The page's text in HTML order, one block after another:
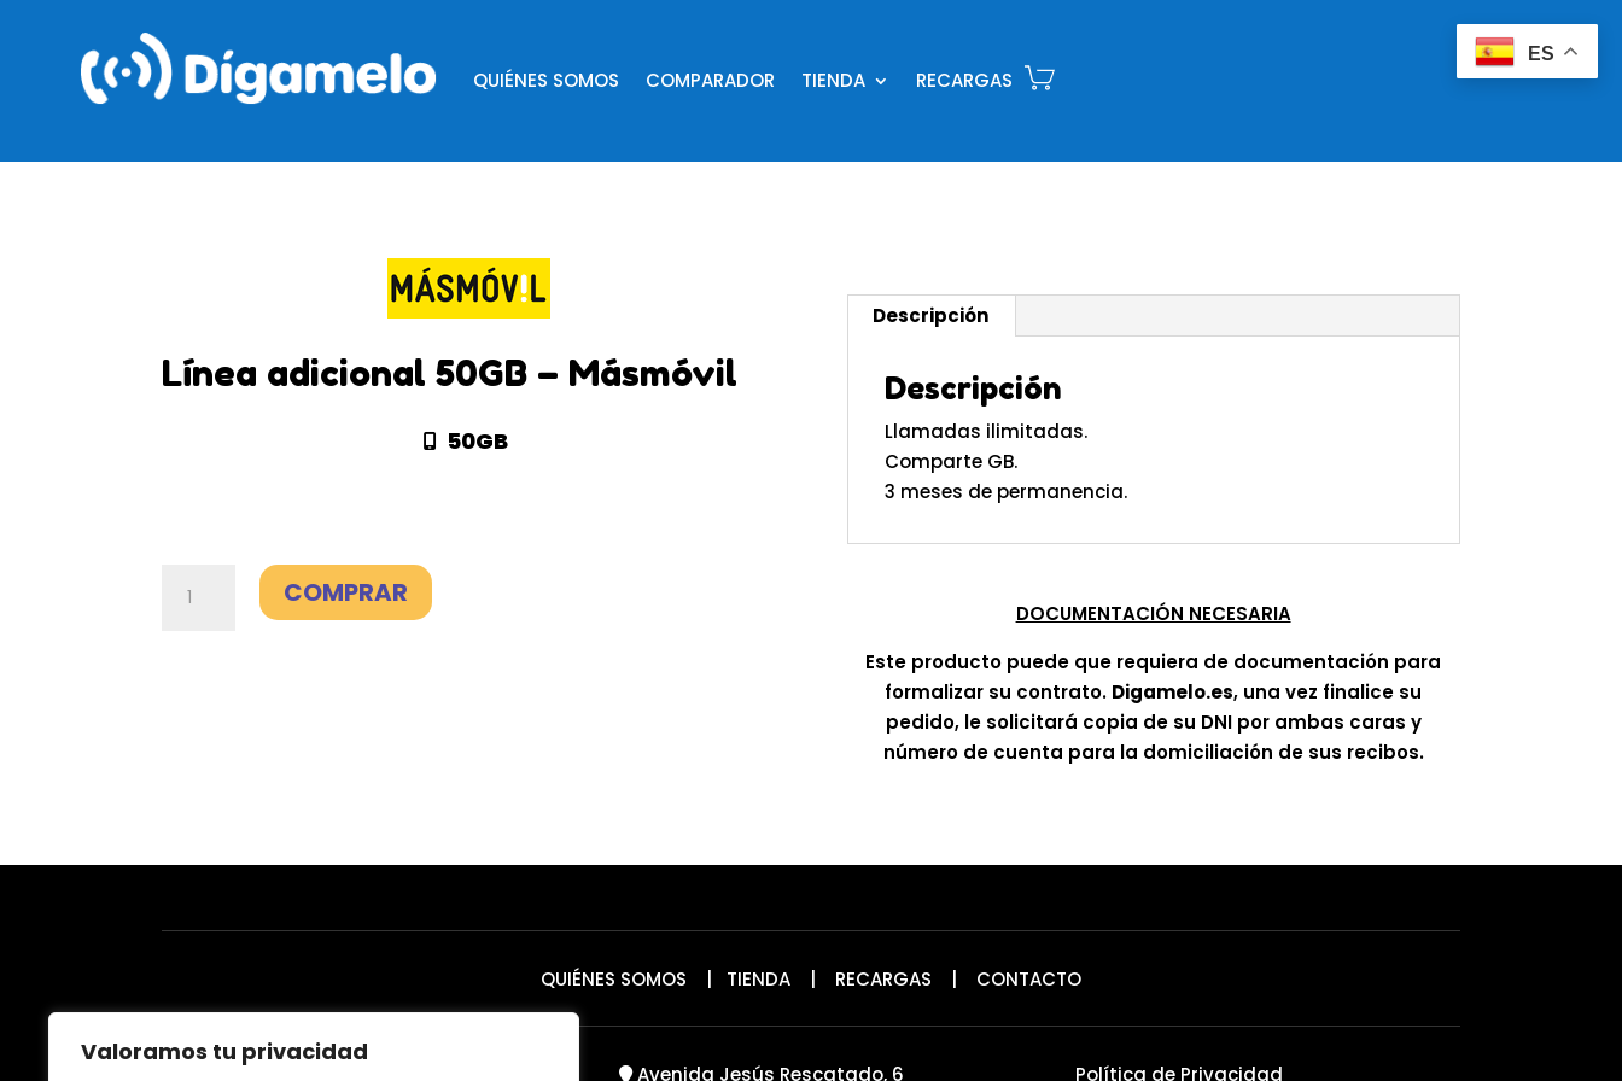
Valoramos tu privacidad
QUIÉNES SOMOS COMPARADOR TIENDA RECARGAS
Línea adicional 50GB – Másmóvil
50GB
adicional
COMPRAR
Descripción
Descripción
Llamadas ilimitadas.
Comparte GB.
3 meses de permanencia.
DOCUMENTACIÓN NECESARIA
Este producto puede que requiera de documentación para
formalizar su contrato. Digamelo.es, una vez finalice su
pedido, le solicitará copia de su DNI por ambas caras y
número de cuenta para la domiciliación de sus recibos.
QUIÉNES SOMOS | TIENDA | RECARGAS | CONTACTO
Avenida Jesús Rescatado, 6 Política de Privacidad
ES